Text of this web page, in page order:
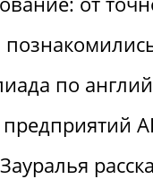
по